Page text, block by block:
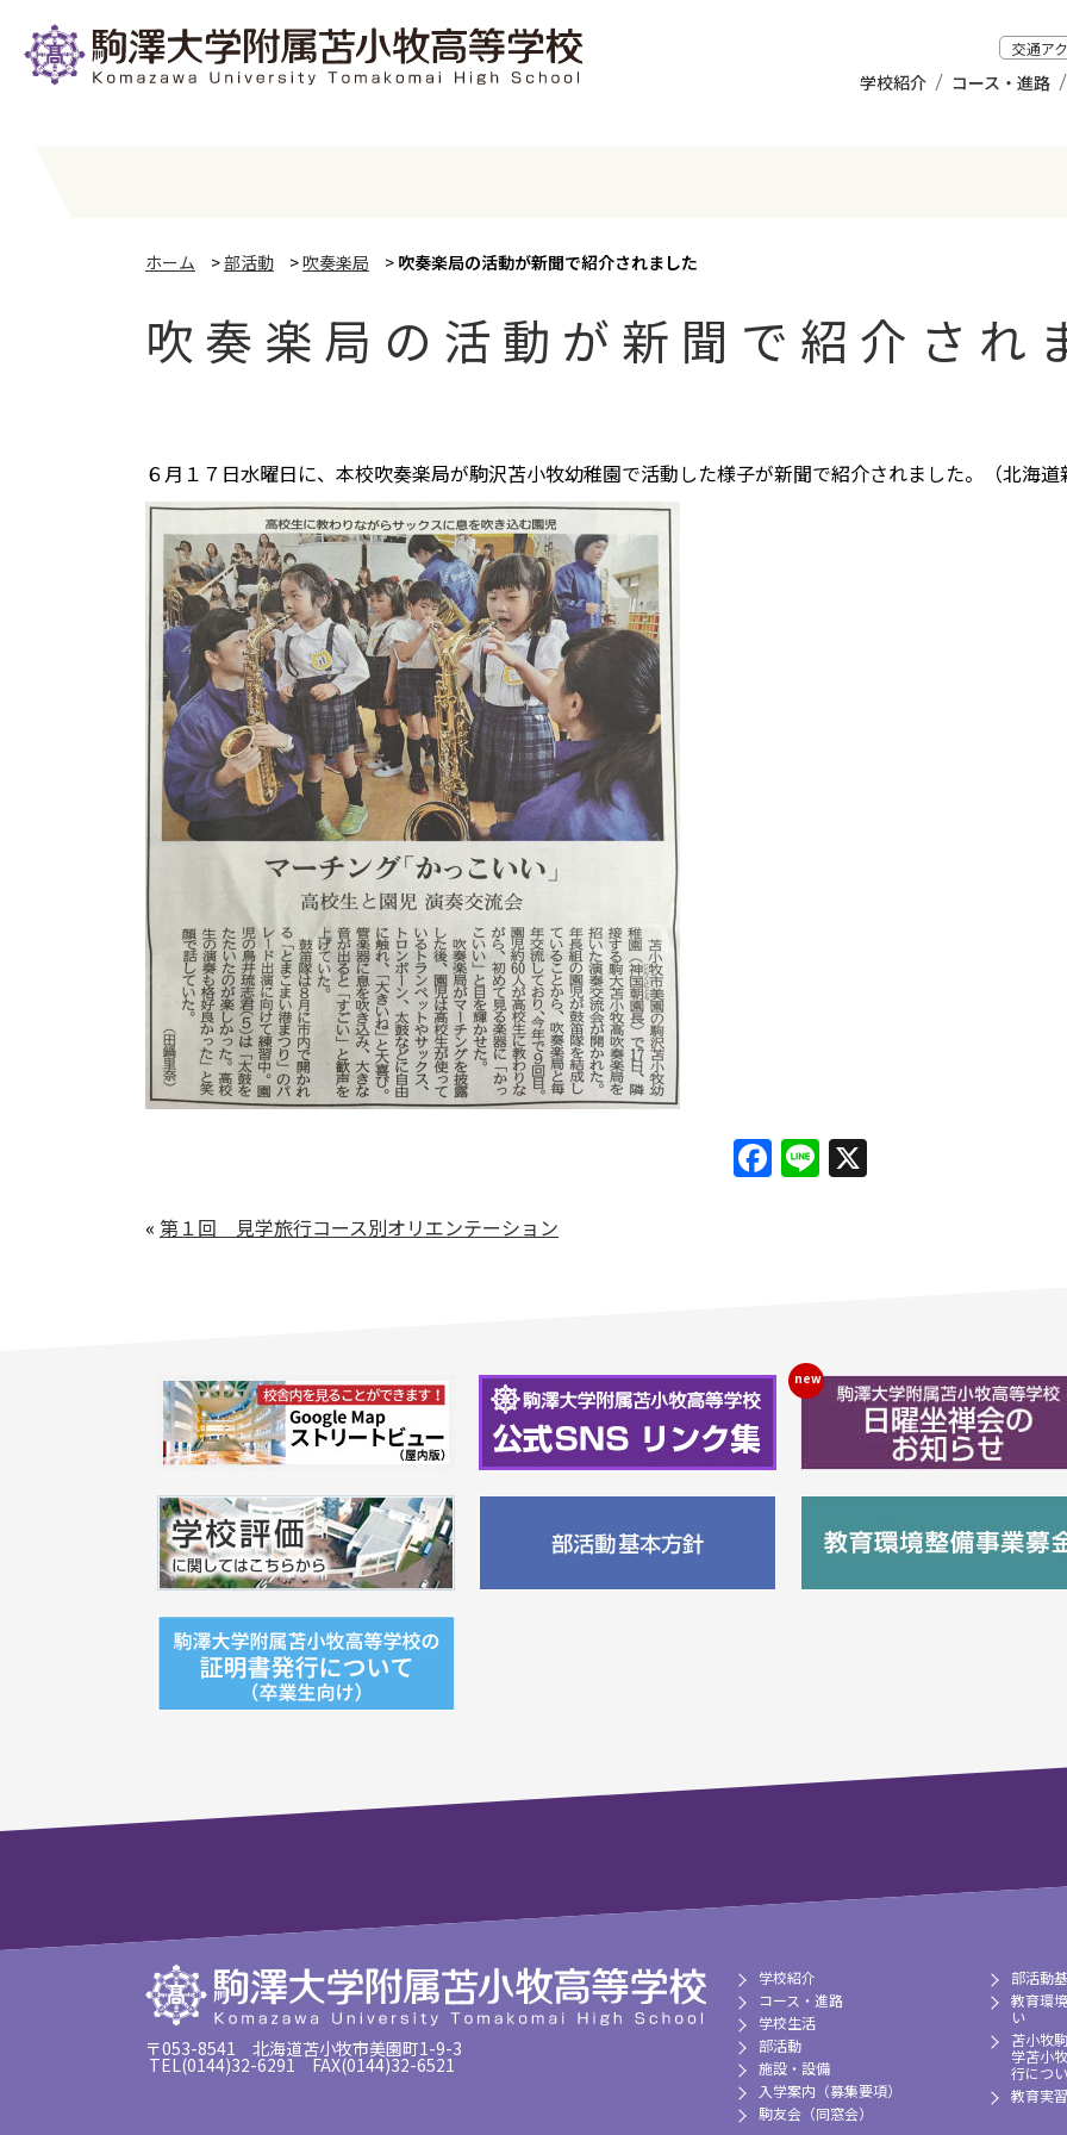
交通ア
学校紹介 コース・進路
ホーム >部活動 >吹奏楽局 > 吹奏楽局の活動が新聞で紹介されました
吹奏楽局の活動が新聞で紹介され
６月１７日水曜日に、本校吹奏楽局が駒沢苫小牧幼稚園で活動した様子が新聞で紹介されました。（北
Facebook
Line
« 第１回 見学旅行コース別オリエンテーション
〒053-8541 北海道苫小牧市美園町1-9-3
TEL(0144)32-6291 FAX(0144)32-6521
学校紹介
コース・進路
学校生活
部活動
施設・設備
入学案内（募集要項）
駒友会（同窓会）
部活動
教育環
い
苫小牧
学苫小
行につ
教育実